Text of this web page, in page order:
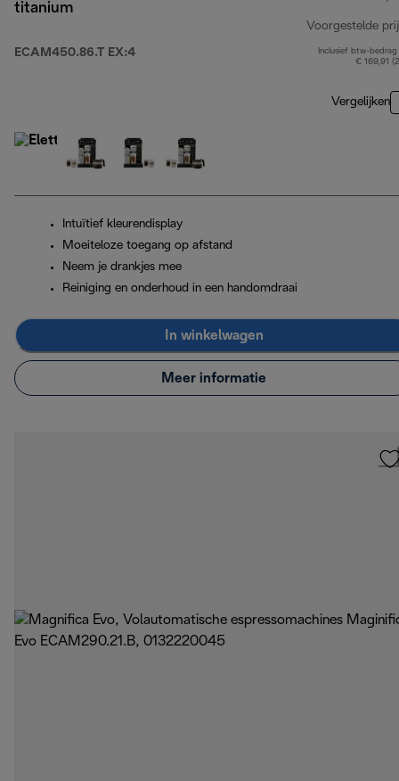
titanium
ECAM450.86.T EX:4
Voorgestelde
Inclusief btw-bedrag
€ 169,91
Vergelijken
Intuïtief kleurendisplay
Moeiteloze toegang op afstand
Neem je drankjes mee
Reiniging en onderhoud in een handomdraai
In winkelwagen
Meer informatie